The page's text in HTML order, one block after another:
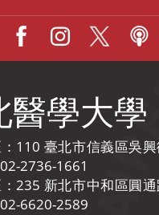
Facebook
醫學大學
：110 臺北市信義區吳
2736-1661
：235 新北市中和區圓
6620-2589